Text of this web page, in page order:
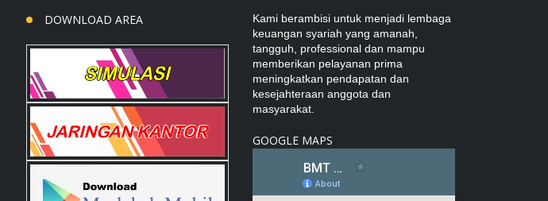
DOWNLOAD AREA
Kami berambisi untuk menjadi lembaga
keuangan syariah yang amanah,
tangguh, professional dan mampu
memberikan pelayanan prima
meningkatkan pendapatan dan
kesejahteraan anggota dan
masyarakat.
GOOGLE MAPS